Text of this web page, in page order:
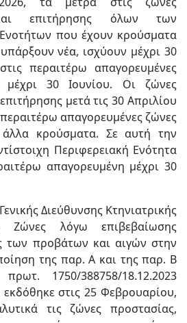
επιτήρησης όλων των
που έχουν κρούσματα
νέα, ισχύουν μέχρι 30
περαιτέρω απαγορευμένες
μέχρι 30 Ιουνίου. Οι ζώνες
μετά τις 30 Απριλίου
απαγορευμένες ζώνες
κρούσματα. Σε αυτή την
Περιφερειακή Ενότητα
απαγορευμένη μέχρι 30
Διεύθυνσης Κτηνιατρικής
Ζώνες λόγω επιβεβαίωσης
των προβάτων και αιγών στην
της παρ. Α και της παρ. Β
1750/388758/18.12.2023
στις 25 Φεβρουαρίου,
τις ζώνες προστασίας,